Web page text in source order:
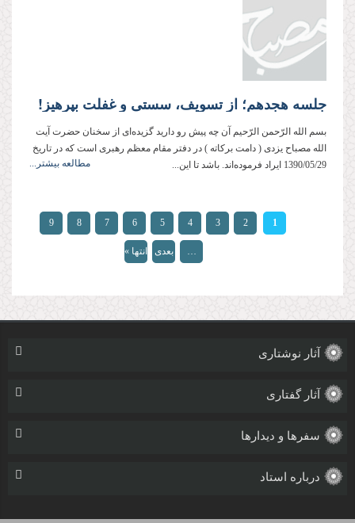
جلسه هجدهم؛ از تسویف، سستی و غفلت بپرهیز!
بسم‌ الله‌ الرّحمن‌ الرّحیم آن چه پیش‌ رو دارید گزیده‌ای از سخنان حضرت آیت
‌الله مصباح ‌یزدی ( دامت ‌بركاته ) در دفتر مقام معظم رهبری است كه در تاریخ
1390/05/29 ایراد فرموده‌اند. باشد تا این...
مطالعه بیشتر...
صفحه‌ها
1
2
3
4
5
6
7
8
9
… بعدی انتها »
آثار نوشتاری
آثار گفتاری
سفرها و دیدارها
درباره استاد